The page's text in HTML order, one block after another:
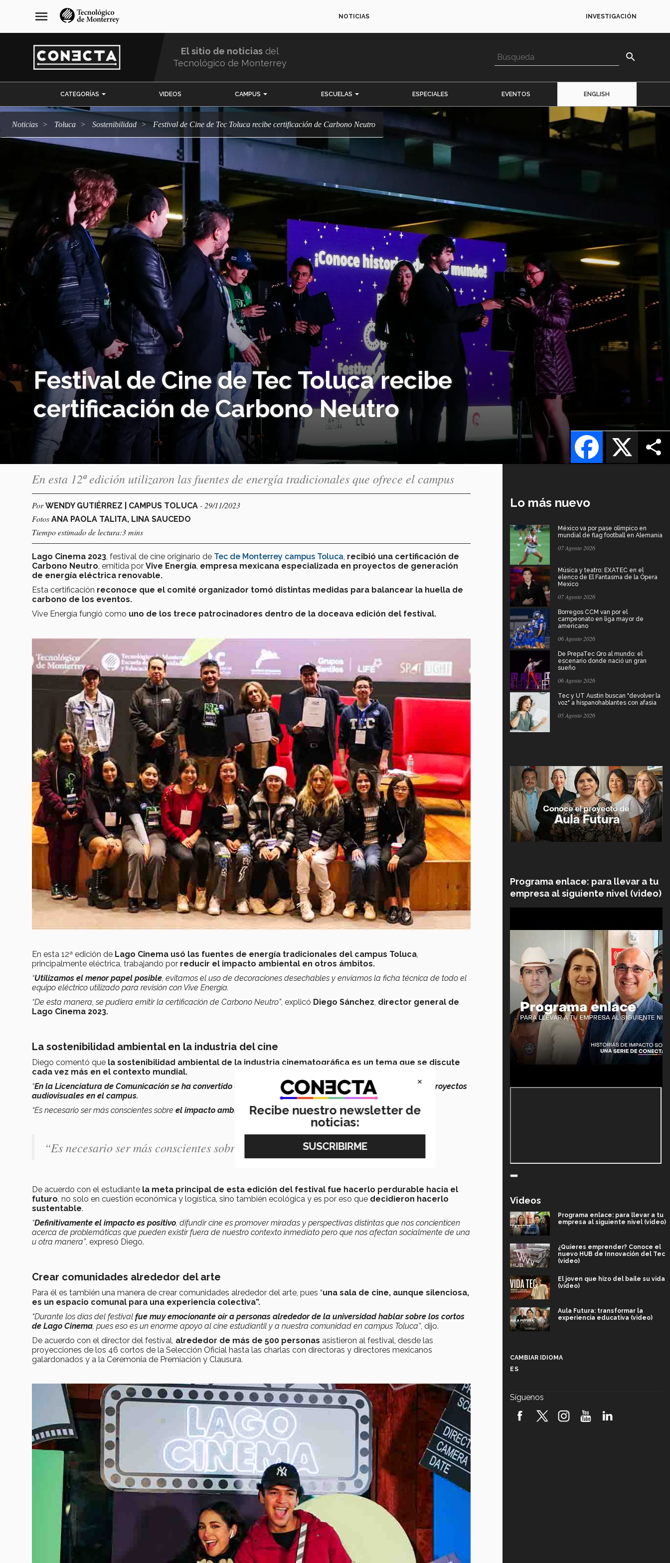
navegación
principal
menu NOTICIAS INVESTIGACIÓN
El sitio de noticias del
Tecnológico de Monterrey
search
CATEGORÍAS VIDEOS CAMPUS ESCUELAS ESPECIALES EVENTOS ENGLISH
Noticias Toluca sostenibilidad Festival de Cine de Tec Toluca recibe certificación de Carbono Neutro
Festival de Cine de Tec Toluca recibe
certificación de Carbono Neutro
X
Facebook
En esta 12ª edición utilizaron las fuentes de energía tradicionales que ofrece el campus
PorWENDY GUTIÉRREZ | CAMPUS TOLUCA - 29/11/2023
Fotos ANA PAOLA TALITA, LINA SAUCEDO
Tiempo estimado de lectura:3 mins
Lago Cinema 2023 , festival de cine originario de Tec de Monterrey campus Toluca recibió una certificación de
Carbono Neutro , emitida por Vive Energía empresa mexicana especializada en proyectos de generación
de energía eléctrica renovable.
Esta certificación reconoce que el comité organizador tomó distintas medidas para balancear la huella de
carbono de los eventos.
Vive Energía fungió como uno de los trece patrocinadores dentro de la doceava edición del festival.
En esta 12ª edición de Lago Cinema usó las fuentes de energía tradicionales del campus Toluca,
principalmente eléctrica, trabajando por reducir el impacto ambiental en otros ámbitos.
“Utilizamos el menor papel posible, evitamos el uso de decoraciones desechables y enviamos la ficha técnica de todo el
equipo eléctrico utilizado para revisión con Vive Energía.
“De esta manera, se pudiera emitir la certificación de Carbono Neutro”, explicó Diego Sánchez, director general de
Lago Cinema 2023.
La sostenibilidad ambiental en la industria del cine
Diego comentó que la sostenibilidad ambiental de la industria cinematográfica es un tema que se discute
cada vez más en el contexto mundial.
“En la Licenciatura de Comunicación se ha convertido en una preocupaciónconforme se van haciendo
más proyectos
audiovisuales en el campus.
“Es necesario ser más conscientes sobre el impacto ambiental que puede tener el arte”, manifestó.
“Es necesario ser más conscientes sobre el impacto ambiental”.
De acuerdo con el estudiante la meta principal de esta edición del festival fue hacerlo perdurable hacia el
futuro, no solo en cuestión económica y logística, sino también ecológica y es por eso que decidieron hacerlo
sustentable.
“Definitivamente el impacto es positivo, difundir cine es promover miradas y perspectivas distintas que nos concienticen
acerca de problemáticas que pueden existir fuera de nuestro contexto inmediato pero que nos afectan socialmente de una
u otra manera”, expresó Diego.
Crear comunidades alrededor del arte
Para él es también una manera de crear comunidades alrededor del arte, pues “una sala de cine, aunque silenciosa,
es un espacio comunal para una experiencia colectiva”.
“Durante los días del festival fue muy emocionante oír a personas alrededor de la universidad hablar sobre los cortos
de Lago Cinema, pues eso es un enorme apoyo al cine estudiantil y a nuestra comunidad en campus Toluca”, dijo.
De acuerdo con el director del festival, alrededor de más de 500 personas asistieron al festival, desde las
proyecciones de los 46 cortos de la Selección Oficial hasta las charlas con directoras y directores mexicanos
galardonados y a la Ceremonia de Premiación y Clausura.
Lo más nuevo
México va por pase olímpico en
mundial de flag football en Alemania
07 Agosto 2026
Música y teatro: EXATEC en el
elenco de El Fantasma de la Ópera
Mexico
07 Agosto 2026
Borregos CCM van por el
campeonato en liga mayor de
americano
06 Agosto 2026
De PrepaTec Qro al mundo: el
escenario donde nació un gran
sueño
06 Agosto 2026
Tec y UT Austin buscan "devolver la
voz" a hispanohablantes con afasia
05 Agosto 2026
Programa enlace: para llevar a tu
empresa al siguiente nivel (video)
Videos
Programa enlace: para llevar a tu
empresa al siguiente nivel (video)
¿Quieres emprender? Conoce el
nuevo HUB de Innovación del Tec
(video)
El joven que hizo del baile su vida
(video)
Aula Futura: transformar la
experiencia educativa (video)
robótica FIRST 2026! (video)
CAMBIAR IDIOMA
ES
Síguenos
×
Recibe nuestro newsletter de
noticias: